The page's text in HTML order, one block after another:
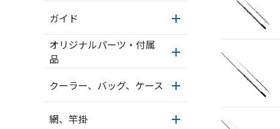
ガイド
オリジナルパーツ・付属
品
クーラー、バッグ、ケース
網、竿掛